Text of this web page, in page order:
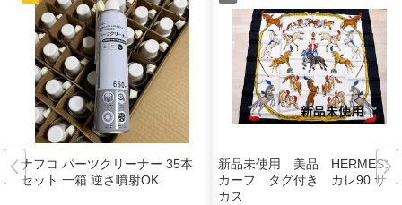
ナフコ パーツクリーナー 35本
セット 一箱 逆さ噴射OK
新品未使用 美品 HERMESス
カーフ タグ付き カレ90 サー
カス